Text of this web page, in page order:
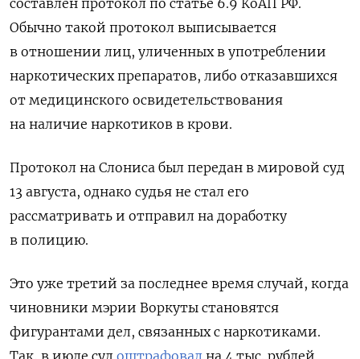
составлен протокол по статье 6.9 КоАП РФ.
Обычно такой протокол выписывается
в отношении лиц, уличенных в употреблении
наркотических препаратов, либо отказавшихся
от медицинского освидетельствования
на наличие наркотиков в крови.
Протокол на Слониса был передан в мировой суд
13 августа, однако судья не стал его
рассматривать и отправил на доработку
в полицию.
Это уже третий за последнее время случай, когда
чиновники мэрии Воркуты становятся
фигурантами дел, связанных с наркотиками.